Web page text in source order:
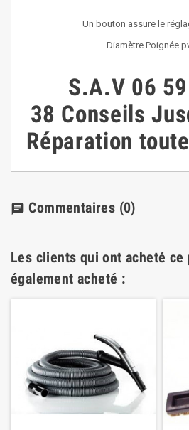
Un bouton assure le
Diamètre Poignée
S.A.V 06
38 Conseils
Réparation
chat Commentaires (0)
Les clients qui ont acheté
également acheté :